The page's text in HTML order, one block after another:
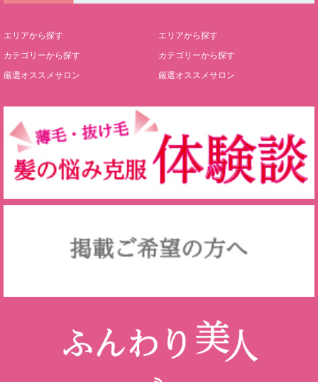
エリアから探す
カテゴリーから探す
厳選オススメサロン
エリアから探す
カテゴリーから探す
厳選オススメサロン